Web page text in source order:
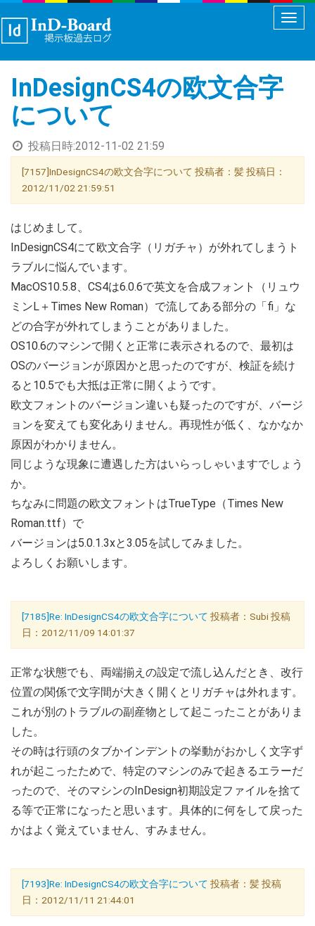
メ
ュ
え
InDesignCS4の欧文合字
について
投稿日時:2012-11-02 21:59
[7157]InDesignCS4の欧文合字について 投稿者：髪 投稿日：
2012/11/02 21:59:51
はじめまして。
InDesignCS4にて欧文合字（リガチャ）が外れてしまうト
ラブルに悩んでいます。
MacOS10.5.8、CS4は6.0.6で英文を合成フォント（リュウ
ミンL＋Times New Roman）で流してある部分の「fi」な
どの合字が外れてしまうことがありました。
OS10.6のマシンで開くと正常に表示されるので、最初は
OSのバージョンが原因かと思ったのですが、検証を続け
ると10.5でも大抵は正常に開くようです。
欧文フォントのバージョン違いも疑ったのですが、バージ
ョンを変えても変化ありません。再現性が低く、なかなか
原因がわかりません。
同じような現象に遭遇した方はいらっしゃいますでしょう
か。
ちなみに問題の欧文フォントはTrueType（Times New
Roman.ttf）で
バージョンは5.0.1.3xと3.05を試してみました。
よろしくお願いします。
[7185]Re: InDesignCS4の欧文合字について 投稿者：Subi 投稿
日：2012/11/09 14:01:37
正常な状態でも、両端揃えの設定で流し込んだとき、改行
位置の関係で文字間が大きく開くとリガチャは外れます。
これが別のトラブルの副産物として起こったことがありま
した。
その時は行頭のタブかインデントの挙動がおかしく文字ず
れが起こったためで、特定のマシンのみで起きるエラーだ
ったので、そのマシンのInDesign初期設定ファイルを捨て
る等で正常になったと思います。具体的に何をして戻った
かはよく覚えていません、すみません。
[7193]Re: InDesignCS4の欧文合字について 投稿者：髪 投稿
日：2012/11/11 21:44:01